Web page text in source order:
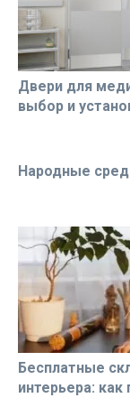
Двери для
выбор и
Народные
Бесплатные
интерьера: как